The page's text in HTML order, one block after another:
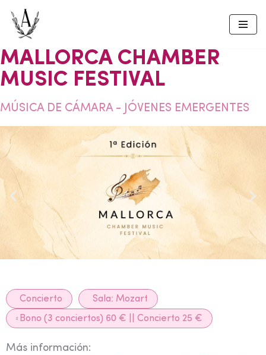
Skip
to
content
MALLORCA CHAMBER
MUSIC FESTIVAL
MÚSICA DE CÁMARA - JÓVENES EMERGENTES
Concierto Sala: Mozart
Bono (3 conciertos) 60 € || Concierto 25 €
Más información: